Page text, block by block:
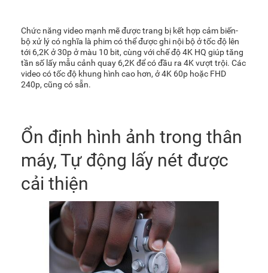
Chức năng video mạnh mẽ được trang bị kết hợp cảm biến-
bộ xử lý có nghĩa là phim có thể được ghi nội bộ ở tốc độ lên
tới 6,2K ở 30p ở màu 10 bit, cùng với chế độ 4K HQ giúp tăng
tần số lấy mẫu cảnh quay 6,2K để có đầu ra 4K vượt trội. Các
video có tốc độ khung hình cao hơn, ở 4K 60p hoặc FHD
240p, cũng có sẵn.
Ổn định hình ảnh trong thân
máy, Tự động lấy nét được
cải thiện